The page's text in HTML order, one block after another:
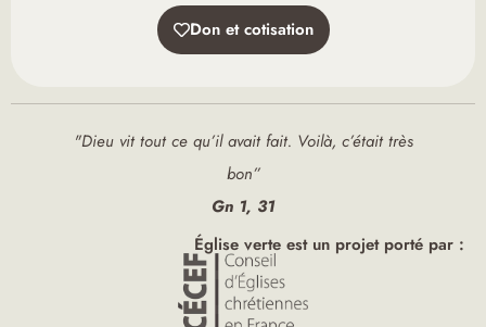
Don et cotisation
"Dieu vit tout ce qu’il avait fait. Voilà, c’était très
bon”
Gn 1, 31
Église verte est un projet porté par :